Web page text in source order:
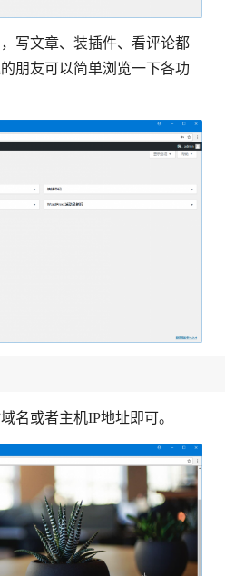
写文章、装插件、看评论都
朋友可以简单浏览一下各功
名或者主机IP地址即可。